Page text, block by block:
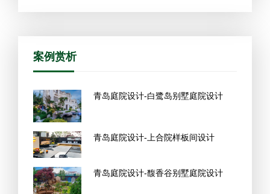
案例赏析
青岛庭院设计-白鹭岛别墅庭院设计
青岛庭院设计-上合院样板间设计
青岛庭院设计-馥香谷别墅庭院设计